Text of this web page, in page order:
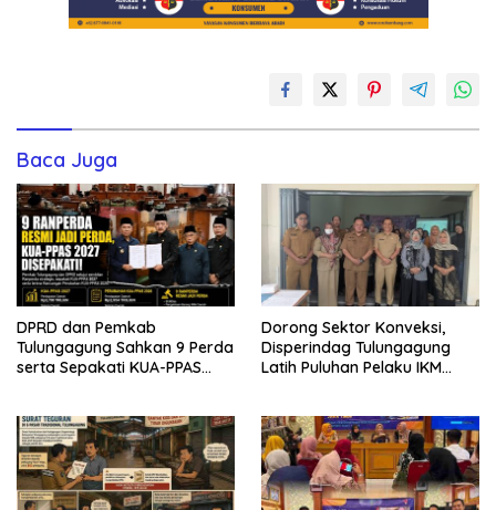
Baca Juga
DPRD dan Pemkab
Tulungagung Sahkan 9 Perda
serta Sepakati KUA-PPAS
Dorong Sektor Konveksi,
Disperindag Tulungagung
Latih Puluhan Pelaku IKM